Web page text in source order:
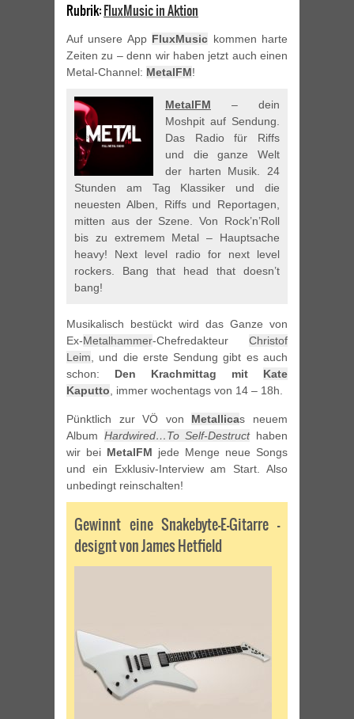
Rubrik:FluxMusic in Aktion
Auf unsere App FluxMusic kommen harte
Zeiten zu – denn wir haben jetzt auch einen
Metal-Channel: MetalFM!
MetalFM – dein
Moshpit auf Sendung.
Das Radio für Riffs
und die ganze Welt
der harten Musik. 24
Stunden am Tag Klassiker und die
neuesten Alben, Riffs und Reportagen,
mitten aus der Szene. Von Rock’n’Roll
bis zu extremem Metal – Hauptsache
heavy! Next level radio for next level
rockers. Bang that head that doesn’t
bang!
Musikalisch bestückt wird das Ganze von
Ex-Metalhammer-Chefredakteur Christof
Leim, und die erste Sendung gibt es auch
schon: Den Krachmittag mit Kate
Kaputto, immer wochentags von 14 – 18h.
Pünktlich zur VÖ von Metallicas neuem
Album Hardwired…To Self-Destructhaben
wir bei MetalFM jede Menge neue Songs
und ein Exklusiv-Interview am Start. Also
unbedingt reinschalten!
Gewinnt eine Snakebyte-E-Gitarre –
designt von James Hetfield